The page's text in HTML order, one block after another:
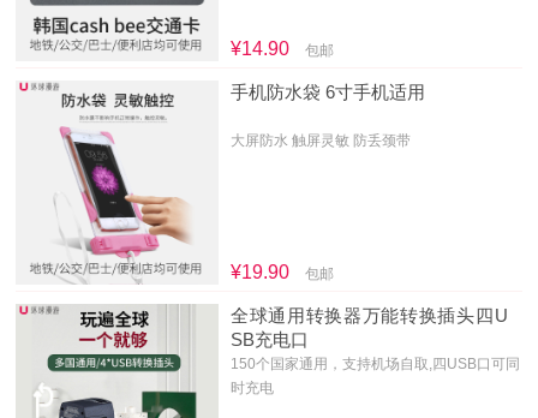
¥14.90 包邮
手机防水袋 6寸手机适用
大屏防水 触屏灵敏 防丢颈带
¥19.90 包邮
全球通用转换器万能转换插头四U
SB充电口
150个国家通用，支持机场自取,四USB口可同
时充电